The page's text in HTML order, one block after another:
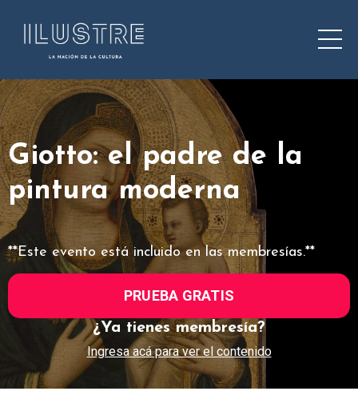
Giotto: el padre de la
pintura moderna
**Este evento está incluido en las membresías.**
PRUEBA GRATIS
¿Ya tienes membresía?
Ingresa acá para ver el contenido